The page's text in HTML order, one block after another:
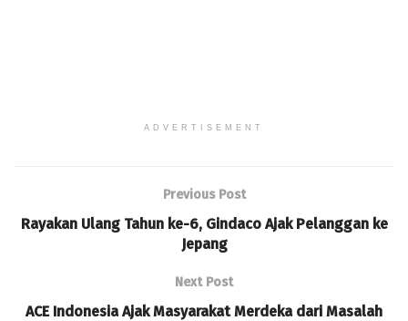
ADVERTISEMENT
Previous Post
Rayakan Ulang Tahun ke-6, Gindaco Ajak Pelanggan ke
Jepang
Next Post
ACE Indonesia Ajak Masyarakat Merdeka dari Masalah